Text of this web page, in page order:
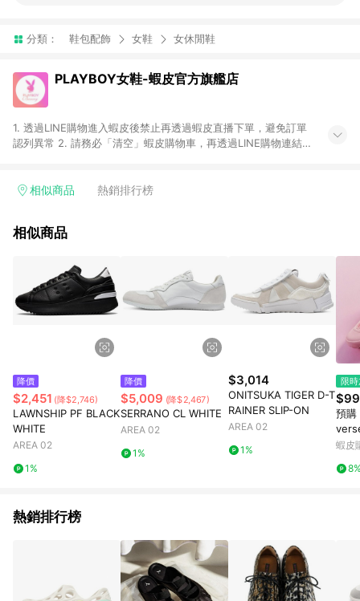
分類： 鞋包配飾 女鞋 女休閒鞋
PLAYBOY女鞋-蝦皮官方旗艦店
1. 透過LINE購物進入蝦皮後禁止再透過蝦皮直播下單，避免訂單
認列異常 2. 請務必「清空」蝦皮購物車，再透過LINE購物連結至
交易後，想下第二張訂單，請重新從LINE購物連結至蝦皮商店進
隸屬於蝦皮商城，點數回饋請依照「蝦皮超市」商店頁為主。 6.
主。 7. 點數回饋將依照蝦皮提供扣除折價券、運費與蝦幣後之最
終金額進行計算。 8. 同一商品品項(即便不同尺寸規格)，皆會計
入同一筆返點上限進行計算 9. 用戶需於同一瀏覽器進行交易（若
自動跳轉 APP，請在 APP交易）。 10. 若使用不同物流或付款方
可能會有攤提折抵導致訂單金額些微落差 12. 蝦皮會將LINE的導
購跳轉紀錄與蝦皮的會員ID進行綁定，若後續七天內未透過其他
媒體來源導入蝦皮官網，則七天內於該蝦皮帳號下訂的首筆訂單
會被蝦皮認列為該LINE用戶導購跳轉時所成立之訂單。 13. 若同
一用戶使用一個以上蝦皮帳號透過LINE購物進行導購，將可能導
致無法收到導購通知，亦可能無法收到點數，再請留意。 14. 請
注意以下行為將可能導致無法取得 LINE POINTS 點數回饋資格：
使用非指定之途徑及方式完成交易，或經由蝦皮系統判斷點擊路
徑不符合回饋資格或規則者。 15. 若有贈點爭議，請務必於訂單
LINE購物訂單紀錄已呈現：「非本次前往蝦皮商店之品項，不符
合回饋資格」，則不受理此案件。 [注意事項] 1.如導購途中用戶
由網頁版(電腦版/手機版網頁)切換為 App 會造成追蹤中斷而無法
進行 LINE POINTS 回饋 2.若購買過程中關閉蝦皮APP，則需重
新透過LINE購物前往蝦皮商城，否則無法進行LINE POINTS 回
相似商品 熱銷排行榜
相似商品
降價
$2,451 (降$2,746)
LAWNSHIP PF BLACK
WHITE
AREA 02
1%
降價
$5,009 (降$2,467)
SERRANO CL WHITE
AREA 02
1%
$3,014
ONITSUKA TIGER D-T
RAINER SLIP-ON
AREA 02
1%
限
預
k"
蝦皮
熱銷排行榜